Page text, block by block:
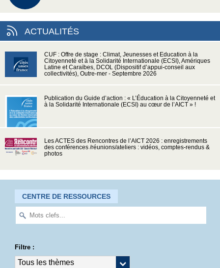
ACTUALITÉS
CUF : Offre de stage : Climat, Jeunesses et Education à la
Citoyenneté et à la Solidarité Internationale (ECSI), Amériques
Latine et Caraïbes, DCOL (Dispositif d’appui-conseil aux
collectivités), Outre-mer - Septembre 2026
Publication du Guide d’action : « L’Éducation à la Citoyenneté et
à la Solidarité Internationale (ECSI) au cœur de l’AICT » !
Les ACTES des Rencontres de l’AICT 2026 : enregistrements
des conférences /réunions/ateliers : vidéos, comptes-rendus &
photos
CENTRE DE RESSOURCES
Filtre :